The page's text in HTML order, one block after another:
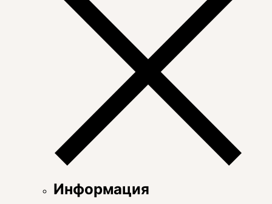
Информация